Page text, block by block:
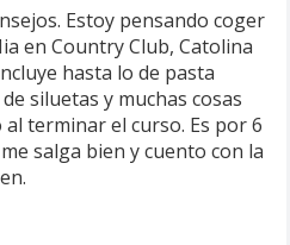
Estoy pensando coger
en Country Club, Catolina
hasta lo de pasta
siluetas y muchas cosas
terminar el curso. Es por 6
salga bien y cuento con la